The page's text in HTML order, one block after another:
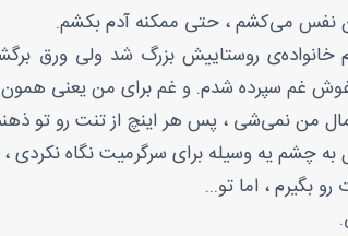
نفس می‌کشم ، حتی ممکنه آدم بکشم.
روستاییش بزرگ شد ولی ورق
غم سپرده شدم. و غم برای من یعنی
من نمی‌شی ، پس هر اینچ از تنت رو تو
چشم یه وسیله برای سرگرمیت نگاه نکردی ،
بگیرم ، اما تو...